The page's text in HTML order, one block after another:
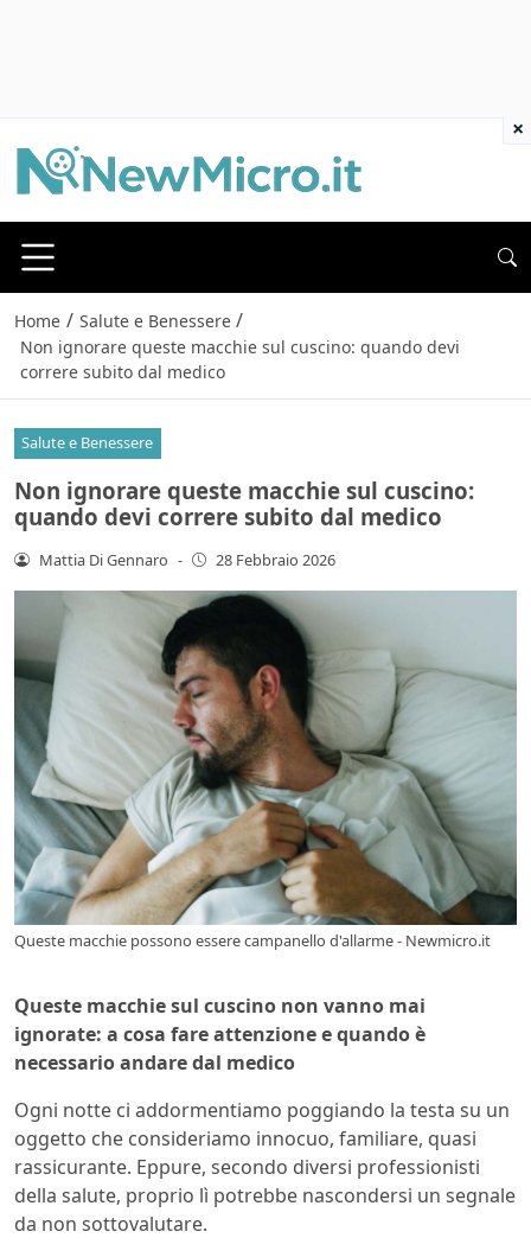
Home / Salute e Benessere /
Non ignorare queste macchie sul cuscino: quando devi
correre subito dal medico
Salute e Benessere
Non ignorare queste macchie sul cuscino:
quando devi correre subito dal medico
Mattia Di Gennaro - 28 Febbraio 2026
Queste macchie possono essere campanello d'allarme - Newmicro.it
Queste macchie sul cuscino non vanno mai
ignorate: a cosa fare attenzione e quando è
necessario andare dal medico
Ogni notte ci addormentiamo poggiando la testa su un
oggetto che consideriamo innocuo, familiare, quasi
rassicurante. Eppure, secondo diversi professionisti
della salute, proprio lì potrebbe nascondersi un segnale
da non sottovalutare.
×